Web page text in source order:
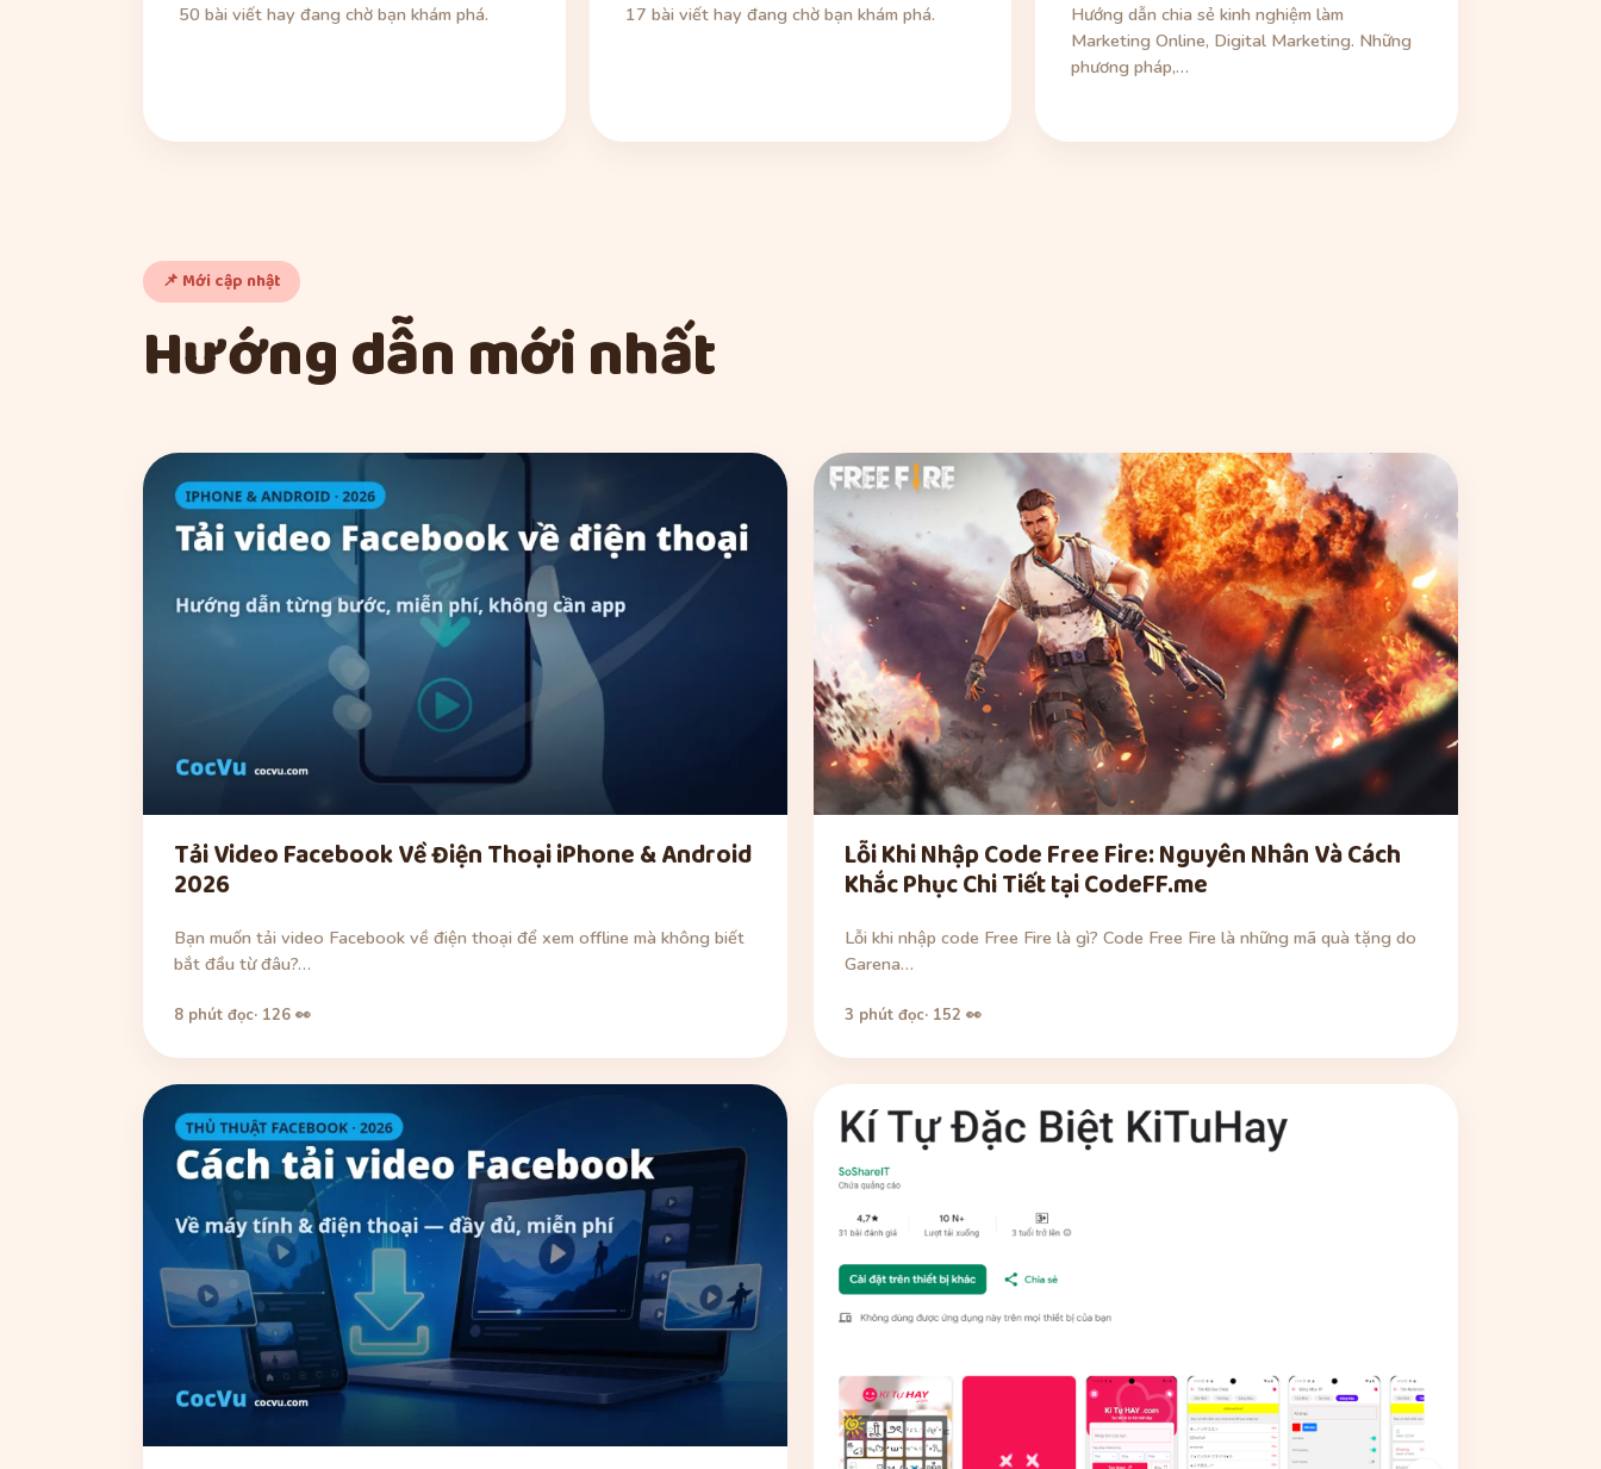
50 bài viết hay đang chờ bạn khám phá. 17 bài viết hay đang chờ bạn khám phá.
Hướng dẫn chia sẻ kinh nghiệm làm
Marketing Online, Digital Marketing. Những
phương pháp,…
📌 Mới cập nhật
Hướng dẫn mới nhất
Tải Video Facebook Về Điện Thoại iPhone & Android
2026
Bạn muốn tải video Facebook về điện thoại để xem offline mà không biết
bắt đầu từ đâu?…
8 phút đọc· 126 👀
Lỗi Khi Nhập Code Free Fire: Nguyên Nhân Và Cách
Khắc Phục Chi Tiết tại CodeFF.me
Lỗi khi nhập code Free Fire là gì? Code Free Fire là những mã quà tặng do
Garena…
3 phút đọc· 152 👀